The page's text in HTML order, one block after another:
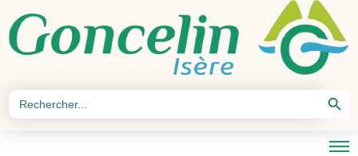
Search
for:
Search Button